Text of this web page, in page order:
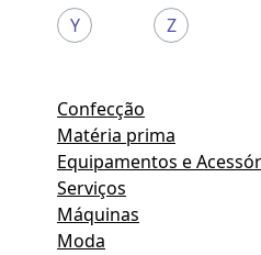
Y
Z
Confecção
Matéria prima
Equipamentos e
Serviços
Máquinas
Moda